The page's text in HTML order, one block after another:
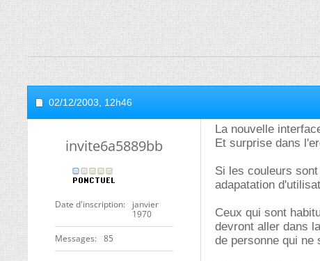
02/12/2003, 12h46
invite6a5889bb
Date d'inscription
janvier
1970
Messages 85
La nouvelle
Et surprise dans
Si les couleurs
adapatation
Ceux qui sont
devront aller dans
de personne qui ne